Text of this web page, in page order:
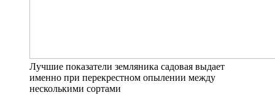
Лучшие показатели земляника садовая выдает
именно при перекрестном опылении между
несколькими сортами